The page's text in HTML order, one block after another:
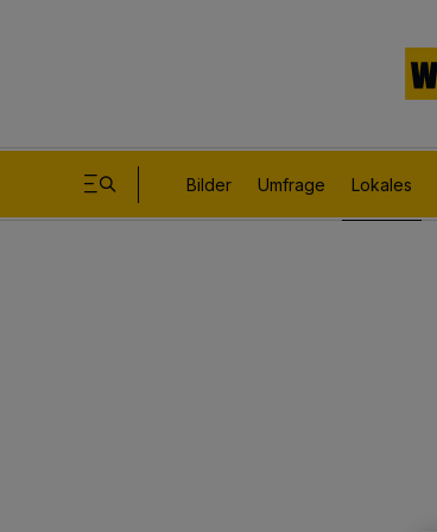
Bilder Umfrage Lokales